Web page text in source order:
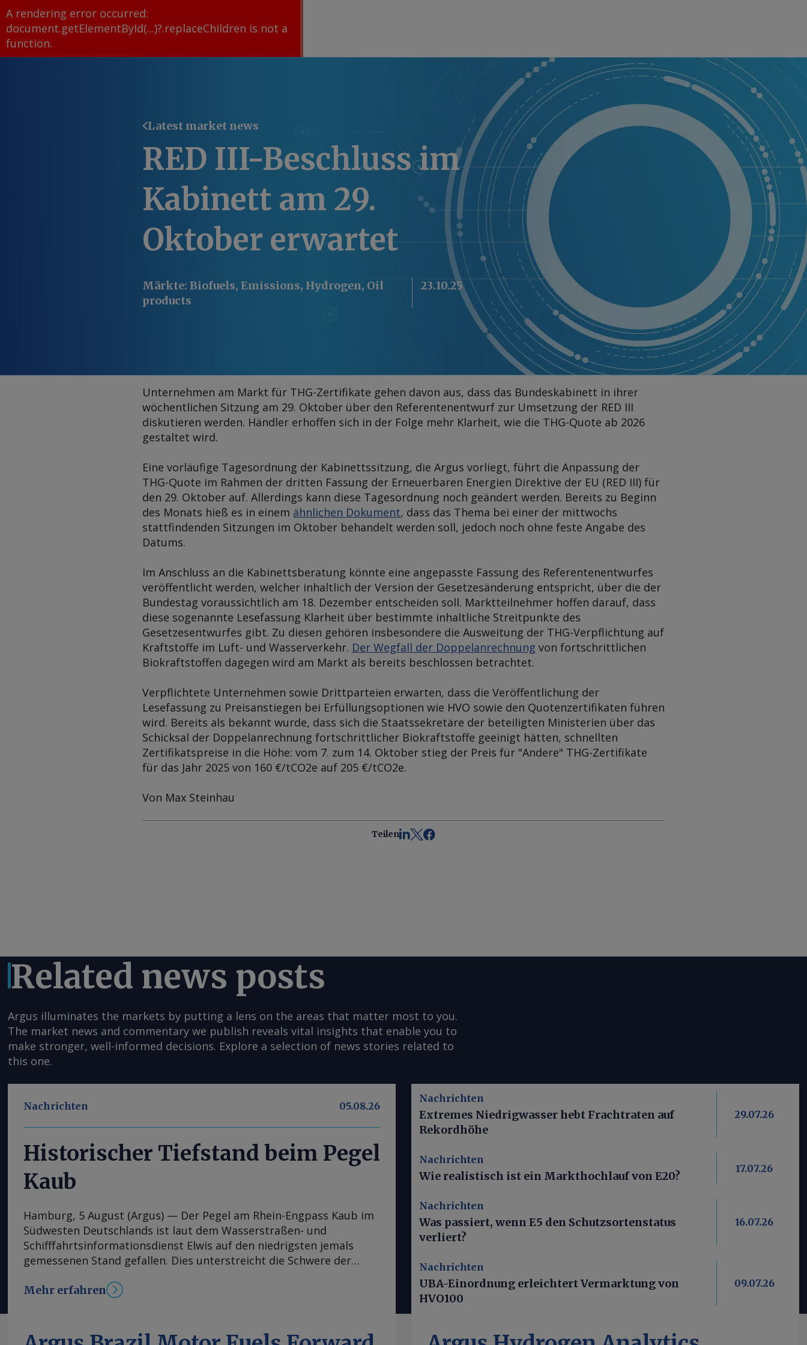
A rendering error occurred:
document.getElementById(...)?.replaceChildren is not a
function.
Latest market news
RED III-Beschluss im
Kabinett am 29.
Oktober erwartet
Märkte: Biofuels, Emissions, Hydrogen, Oil
products
23.10.25
Unternehmen am Markt für THG-Zertifikate gehen davon aus, dass das Bundeskabinett in ihrer
wöchentlichen Sitzung am 29. Oktober über den Referentenentwurf zur Umsetzung der RED III
diskutieren werden. Händler erhoffen sich in der Folge mehr Klarheit, wie die THG-Quote ab 2026
gestaltet wird.
Eine vorläufige Tagesordnung der Kabinettssitzung, die Argus vorliegt, führt die Anpassung der
THG-Quote im Rahmen der dritten Fassung der Erneuerbaren Energien Direktive der EU (RED III) für
den 29. Oktober auf. Allerdings kann diese Tagesordnung noch geändert werden. Bereits zu Beginn
des Monats hieß es in einem ähnlichen Dokument, dass das Thema bei einer der mittwochs
stattfindenden Sitzungen im Oktober behandelt werden soll, jedoch noch ohne feste Angabe des
Datums.
Im Anschluss an die Kabinettsberatung könnte eine angepasste Fassung des Referentenentwurfes
veröffentlicht werden, welcher inhaltlich der Version der Gesetzesänderung entspricht, über die der
Bundestag voraussichtlich am 18. Dezember entscheiden soll. Marktteilnehmer hoffen darauf, dass
diese sogenannte Lesefassung Klarheit über bestimmte inhaltliche Streitpunkte des
Gesetzesentwurfes gibt. Zu diesen gehören insbesondere die Ausweitung der THG-Verpflichtung auf
Kraftstoffe im Luft- und Wasserverkehr. Der Wegfall der Doppelanrechnung von fortschrittlichen
Biokraftstoffen dagegen wird am Markt als bereits beschlossen betrachtet.
Verpflichtete Unternehmen sowie Drittparteien erwarten, dass die Veröffentlichung der
Lesefassung zu Preisanstiegen bei Erfüllungsoptionen wie HVO sowie den Quotenzertifikaten führen
wird. Bereits als bekannt wurde, dass sich die Staatssekretäre der beteiligten Ministerien über das
Schicksal der Doppelanrechnung fortschrittlicher Biokraftstoffe geeinigt hätten, schnellten
Zertifikatspreise in die Höhe: vom 7. zum 14. Oktober stieg der Preis für "Andere" THG-Zertifikate
für das Jahr 2025 von 160 €/tCO2e auf 205 €/tCO2e.
Von Max Steinhau
Teilen
Related news posts
Argus illuminates the markets by putting a lens on the areas that matter most to you.
The market news and commentary we publish reveals vital insights that enable you to
make stronger, well-informed decisions. Explore a selection of news stories related to
this one.
Nachrichten 05.08.26
Historischer Tiefstand beim Pegel
Kaub
Hamburg, 5 August (Argus) — Der Pegel am Rhein-Engpass Kaub im
Südwesten Deutschlands ist laut dem Wasserstraßen- und
Schifffahrtsinformationsdienst Elwis auf den niedrigsten jemals
gemessenen Stand gefallen. Dies unterstreicht die Schwere der
Binnenwasserstraße. Der Pegel bei Kaub, der den Zugang vom
Frankfurt ermöglicht, sank am 5. August auf 23 cm und soll laut
Mehr erfahren
Nachrichten
Extremes Niedrigwasser hebt Frachtraten auf
Rekordhöhe
29.07.26
Nachrichten
Wie realistisch ist ein Markthochlauf von E20?
17.07.26
Nachrichten
Was passiert, wenn E5 den Schutzsortenstatus
verliert?
16.07.26
Nachrichten
UBA-Einordnung erleichtert Vermarktung von
HVO100
09.07.26